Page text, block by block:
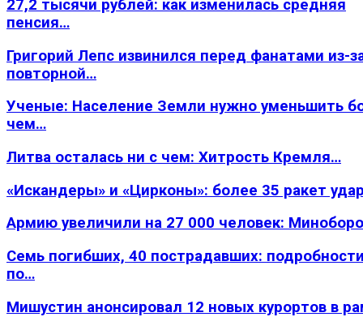
27,2 тысячи рублей: как изменилась средняя
пенсия…
Григорий Лепс извинился перед фанатами из-
повторной…
Ученые: Население Земли нужно уменьшить
чем…
Литва осталась ни с чем: Хитрость Кремля…
«Искандеры» и «Цирконы»: более 35 ракет
Армию увеличили на 27 000 человек:
Семь погибших, 40 пострадавших:
по…
Мишустин анонсировал 12 новых курортов в